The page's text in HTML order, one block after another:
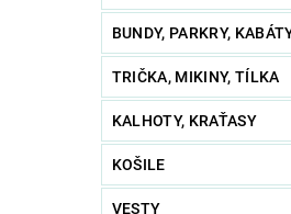
OPASKY, PÁSKY, ŠLE
PURE TRASH OBLEČENÍ
AKCE MĚSÍCE
BUNDY, PARKRY,
TRIČKA, MIKINY, TÍLKA
KALHOTY, KRAŤASY
KOŠILE
VESTY